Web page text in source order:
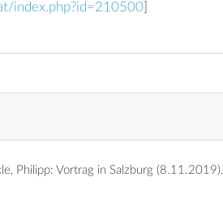
index.php?id=210500
Philipp: Vortrag in Salzburg (8.11.2019).